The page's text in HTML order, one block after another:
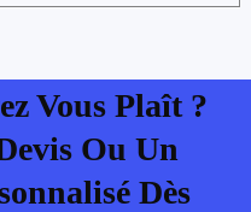
Vous Plaît ?
Ou Un
Dès